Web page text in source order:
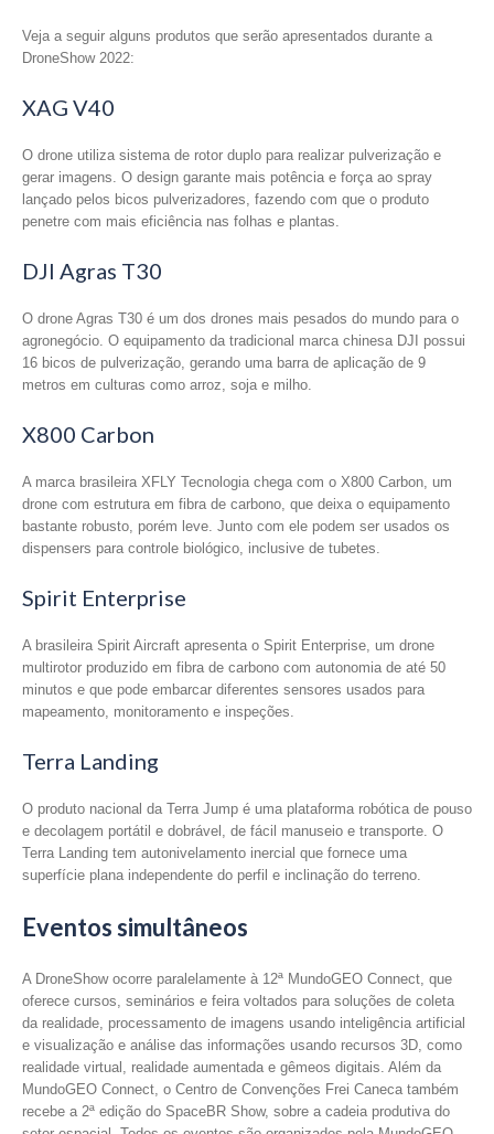
Veja a seguir alguns produtos que serão apresentados durante a
DroneShow 2022:
XAG V40
O drone utiliza sistema de rotor duplo para realizar pulverização e
gerar imagens. O design garante mais potência e força ao spray
lançado pelos bicos pulverizadores, fazendo com que o produto
penetre com mais eficiência nas folhas e plantas.
DJI Agras T30
O drone Agras T30 é um dos drones mais pesados do mundo para o
agronegócio. O equipamento da tradicional marca chinesa DJI possui
16 bicos de pulverização, gerando uma barra de aplicação de 9
metros em culturas como arroz, soja e milho.
X800 Carbon
A marca brasileira XFLY Tecnologia chega com o X800 Carbon, um
drone com estrutura em fibra de carbono, que deixa o equipamento
bastante robusto, porém leve. Junto com ele podem ser usados os
dispensers para controle biológico, inclusive de tubetes.
Spirit Enterprise
A brasileira Spirit Aircraft apresenta o Spirit Enterprise, um drone
multirotor produzido em fibra de carbono com autonomia de até 50
minutos e que pode embarcar diferentes sensores usados para
mapeamento, monitoramento e inspeções.
Terra Landing
O produto nacional da Terra Jump é uma plataforma robótica de pouso
e decolagem portátil e dobrável, de fácil manuseio e transporte. O
Terra Landing tem autonivelamento inercial que fornece uma
superfície plana independente do perfil e inclinação do terreno.
Eventos simultâneos
A DroneShow ocorre paralelamente à 12ª MundoGEO Connect, que
oferece cursos, seminários e feira voltados para soluções de coleta
da realidade, processamento de imagens usando inteligência artificial
e visualização e análise das informações usando recursos 3D, como
realidade virtual, realidade aumentada e gêmeos digitais. Além da
MundoGEO Connect, o Centro de Convenções Frei Caneca também
recebe a 2ª edição do SpaceBR Show, sobre a cadeia produtiva do